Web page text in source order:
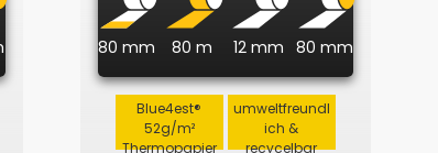
80 mm 80 m 12 mm 80 mm
Blue4est®
52g/m²
Thermopapier
umweltfreundl
ich &
recycelbar